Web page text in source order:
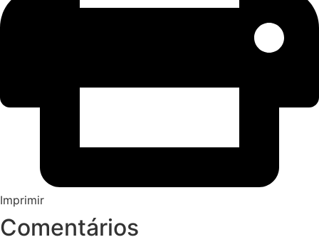
Imprimir
Comentários